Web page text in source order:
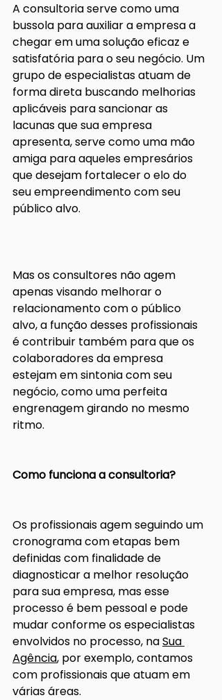
A consultoria serve como uma
bussola para auxiliar a empresa a
chegar em uma solução eficaz e
satisfatória para o seu negócio. Um
grupo de especialistas atuam de
forma direta buscando melhorias
aplicáveis para sancionar as
lacunas que sua empresa
apresenta, serve como uma mão
amiga para aqueles empresários
que desejam fortalecer o elo do
seu empreendimento com seu
público alvo.
Mas os consultores não agem
apenas visando melhorar o
relacionamento com o público
alvo, a função desses profissionais
é contribuir também para que os
colaboradores da empresa
estejam em sintonia com seu
negócio, como uma perfeita
engrenagem girando no mesmo
ritmo.
Como funciona a consultoria?
Os profissionais agem seguindo um
cronograma com etapas bem
definidas com finalidade de
diagnosticar a melhor resolução
para sua empresa, mas esse
processo é bem pessoal e pode
mudar conforme os especialistas
envolvidos no processo, na Sua
Agência, por exemplo, contamos
com profissionais que atuam em
várias áreas.